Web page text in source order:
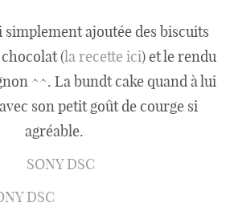
simplement ajoutée des biscuits
(la recette ici) et le rendu
^^. La bundt cake quand à lui
son petit goût de courge si
agréable.